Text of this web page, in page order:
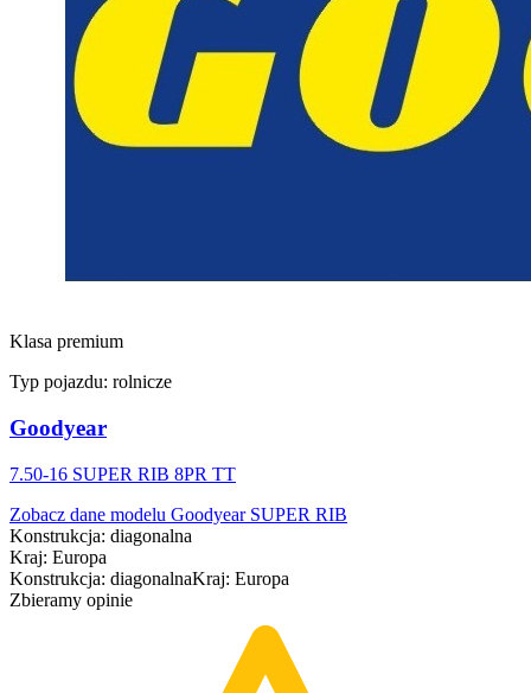
Klasa premium
Typ pojazdu: rolnicze
Goodyear
7.50-16 SUPER RIB 8PR TT
Zobacz dane modelu Goodyear SUPER RIB
Konstrukcja: diagonalna
Kraj: Europa
Konstrukcja: diagonalnaKraj: Europa
Zbieramy opinie